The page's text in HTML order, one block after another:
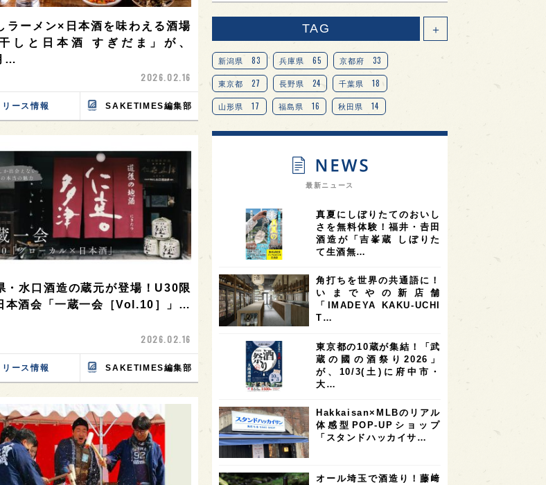
ラーメン×日本酒を味わえる酒場
干しと日本酒 すぎだま」が、
…
2026.02.16
リース情報 SAKETIMES編集部
・水口酒造の蔵元が登場！U30限
本酒会「一蔵一会［Vol.10］」…
2026.02.16
リース情報 SAKETIMES編集部
TAG ＋
新潟県 83 兵庫県 65 京都府 33
東京都 27 長野県 24 千葉県 18
山形県 17 福島県 16 秋田県 14
愛知県 14 宮城県 14 岐阜県 13
オピニオンリーダーの視点 9
7 奈良県 滋賀県 7 和歌山県 6
6 フランス 6 高知県 5 島根県 5
山口県 4 アメリカ 4 神奈川県 4
大分県 4 三重県 3 3 3
オーストラリア 台湾 2 アジア
SAKEの時代を生きる 1
全蔵めぐり 1 シンガポール 1 カナダ 1
1 熊本県 1
イギリス 1 ノルウェー 新宿区 1
最新ニュース
真夏にしぼりたてのおいし
さを無料体験！福井・𠮷田
酒造が「吉峯蔵 しぼりた
て生酒無…
角打ちを世界の共通語に！
いまでやの新店舗
「IMADEYA KAKU-UCHI
T…
東京都の10蔵が集結！「武
蔵の國の酒祭り2026」
が、10/3(土)に府中市・
大…
Hakkaisan×MLBのリアル
体感型POP-UPショップ
「スタンドハッカイサ…
オール埼玉で酒造り！藤﨑